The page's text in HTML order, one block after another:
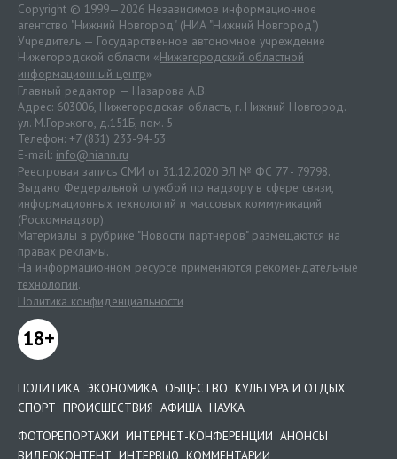
Copyright © 1999—2026 Независимое информационное
агентство "Нижний Новгород" (НИА "Нижний Новгород")
Учредитель — Государственное автономное учреждение
Нижегородской области «Нижегородский областной
информационный центр»
Главный редактор — Назарова А.В.
Адрес: 603006, Нижегородская область, г. Нижний Новгород.
ул. М.Горького, д.151Б, пом. 5
Телефон: +7 (831) 233-94-53
E-mail: info@niann.ru
Реестровая запись СМИ от 31.12.2020 ЭЛ № ФС 77 - 79798.
Выдано Федеральной службой по надзору в сфере связи,
информационных технологий и массовых коммуникаций
(Роскомнадзор).
Материалы в рубрике "Новости партнеров" размещаются на
правах рекламы.
На информационном ресурсе применяются рекомендательные
технологии.
Политика конфиденциальности
18+
ПОЛИТИКА ЭКОНОМИКА ОБЩЕСТВО КУЛЬТУРА И ОТДЫХ
СПОРТ ПРОИСШЕСТВИЯ АФИША НАУКА
ФОТОРЕПОРТАЖИ ИНТЕРНЕТ-КОНФЕРЕНЦИИ АНОНСЫ
ВИДЕОКОНТЕНТ ИНТЕРВЬЮ КОММЕНТАРИИ